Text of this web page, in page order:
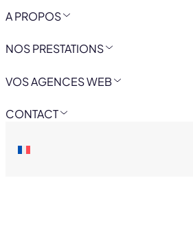
A PROPOS
NOS PRESTATIONS
VOS AGENCES WEB
CONTACT